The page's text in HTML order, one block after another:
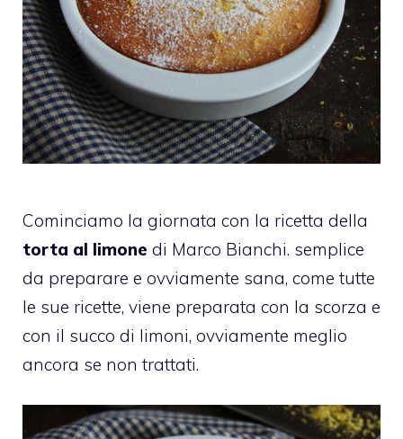
Cominciamo la giornata con la ricetta della
torta al limone di Marco Bianchi. semplice
da preparare e ovviamente sana, come tutte
le sue ricette, viene preparata con la scorza e
con il succo di limoni, ovviamente meglio
ancora se non trattati.